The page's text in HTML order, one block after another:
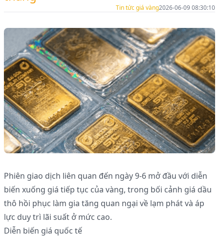
Tin tức giá vàng2026-06-09 08:30:10
Phiên giao dịch liên quan đến ngày 9-6 mở đầu với diễn
biến xuống giá tiếp tục của vàng, trong bối cảnh giá dầu
thô hồi phục làm gia tăng quan ngại về lạm phát và áp
lực duy trì lãi suất ở mức cao.
Diễn biến giá quốc tế